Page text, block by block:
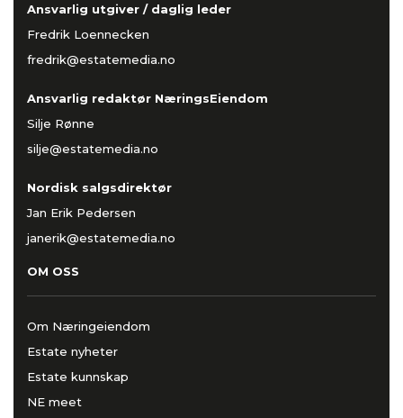
Ansvarlig utgiver / daglig leder
Fredrik Loennecken
fredrik@estatemedia.no
Ansvarlig redaktør NæringsEiendom
Silje Rønne
silje@estatemedia.no
Nordisk salgsdirektør
Jan Erik Pedersen
janerik@estatemedia.no
OM OSS
Om Næringeiendom
Estate nyheter
Estate kunnskap
NE meet